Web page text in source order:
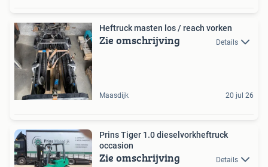
Heftruck masten los / reach vorken
Zie omschrijving Details
Maasdijk 20 jul 26
Prins Tiger 1.0 dieselvorkheftruck
occasion
Zie omschrijving Details